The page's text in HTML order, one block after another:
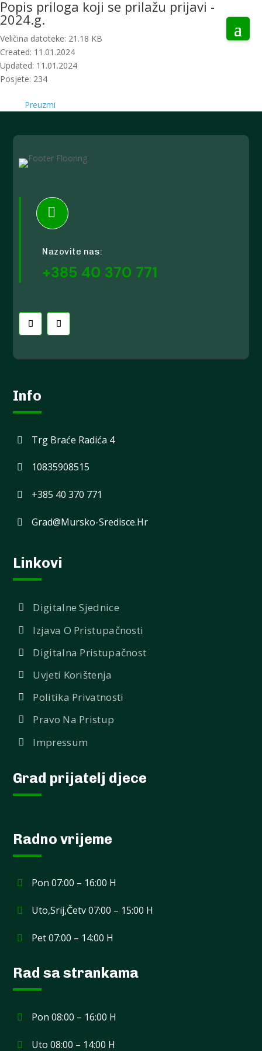
Popis priloga koji se prilažu prijavi -
2024.g.
Veličina datoteke: 21.18 KB
Created: 11.01.2024
Updated: 11.01.2024
Posjete: 234
Preuzmi

Nazovite nas:
+385 40 370 771
Info
Trg Braće Radića 4
10835908515
+385 40 370 771
Grad@mursko-Sredisce.hr
Linkovi
Digitalne Sjednice
Izjava O Pristupačnosti
Digitalna Pristupačnost
Uvjeti Korištenja
Politika Privatnosti
Pravo Na Pristup
Impressum
Grad prijatelj djece
Radno vrijeme
Pon 07:00 – 16:00 H
Uto,Srij,Četv 07:00 – 15:00 H
Pet 07:00 – 14:00 H
Rad sa strankama
Pon 08:00 – 16:00 H
Uto 08:00 – 14:00 H